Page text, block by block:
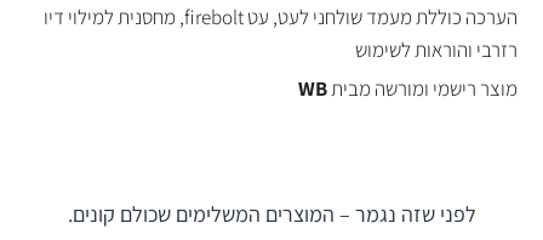
לפני שזה נגמר – המוצרים המשלימים שכולם קונים.
הערכה כוללת מעמד שולחני לעט, עט firebolt, מחסנית למילוי דיו
רזרבי והוראות לשימוש
מוצר רישמי ומורשה מביתWB